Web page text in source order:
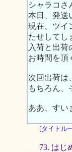
シャラコさ
本日、発送
現在、ツイ
たせしてし
入荷と出荷
お時間を頂
次回出荷は
もちろん、
ああ、すい
[タイトル
73. はじ